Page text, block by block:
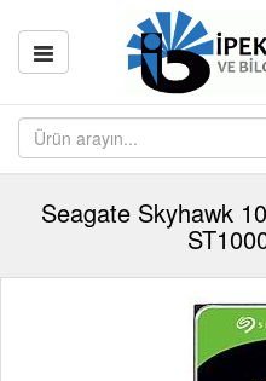
Seagate Skyhawk